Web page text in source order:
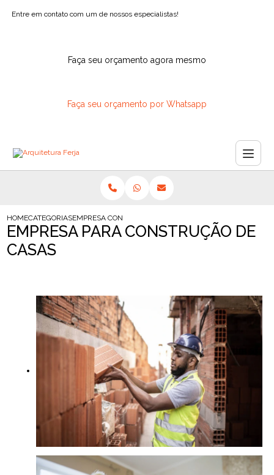
Entre em contato com um de nossos especialistas!
Faça seu orçamento agora mesmo
Faça seu orçamento por Whatsapp
HOMECATEGORIASEMPRESA CONSTRUCAO CASAS
EMPRESA PARA CONSTRUÇÃO DE
CASAS